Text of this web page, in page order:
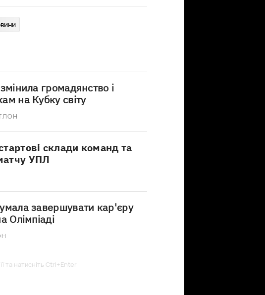
громадянство і
на Кубку світу
склади команд та
УПЛ
завершувати кар'єру
Олімпіаді
та натисніть Ctrl+Enter